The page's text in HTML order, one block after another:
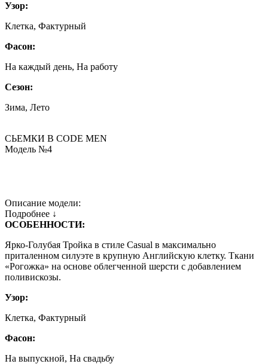
Узор:
Клетка, Фактурный
Фасон:
На каждый день, На работу
Сезон:
Зима, Лето
СЬЕМКИ В СODE MEN
Модель №4
Описание модели:
Подробнее ↓
ОСОБЕННОСТИ:
Ярко-Голубая Тройка в стиле Casual в максимально
приталенном силуэте в крупную Английскую клетку. Ткани
«Рогожка» на основе облегченной шерсти с добавлением
поливискозы.
Узор:
Клетка, Фактурный
Фасон:
На выпускной, На свадьбу